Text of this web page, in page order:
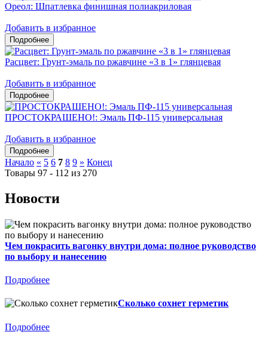
Ореол: Шпатлевка финишная полиакриловая
Добавить в избранное
Расцвет: Грунт-эмаль по ржавчине «3 в 1» глянцевая
Добавить в избранное
ПРОСТОКРАШЕНО!: Эмаль ПФ-115 универсальная
Добавить в избранное
Начало « 5 6 7 8 9 » Конец
Товары 97 - 112 из 270
Новости
Чем покрасить вагонку внутри дома: полное руководство
по выбору и нанесению
Подробнее
Сколько сохнет герметик
Подробнее